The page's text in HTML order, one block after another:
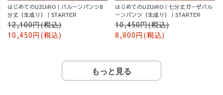
はじめてのUZUiRO｜バルーンパンツ8
分丈（生成り）｜STARTER
12,100円(税込)
10,450円(税込)
はじめてのUZUiRO｜七分丈ガーゼバル
ーンパンツ（生成り）｜STARTER
10,450円(税込)
8,800円(税込)
もっと見る